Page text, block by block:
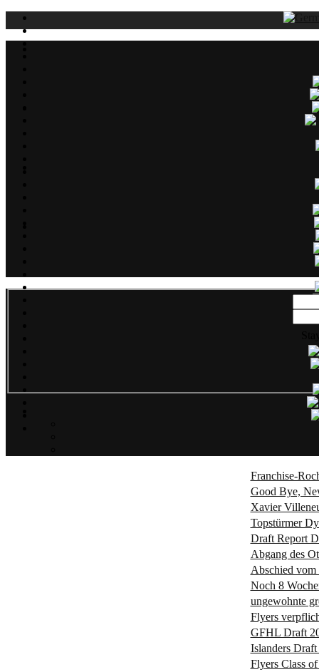
Franchise-
Good Bye,
Xavier
Topstürmer
Draft Report
Abgang des
Abschied
Noch 8
ungewohnte
Flyers
GFHL Draft
Islanders
Flyers Class